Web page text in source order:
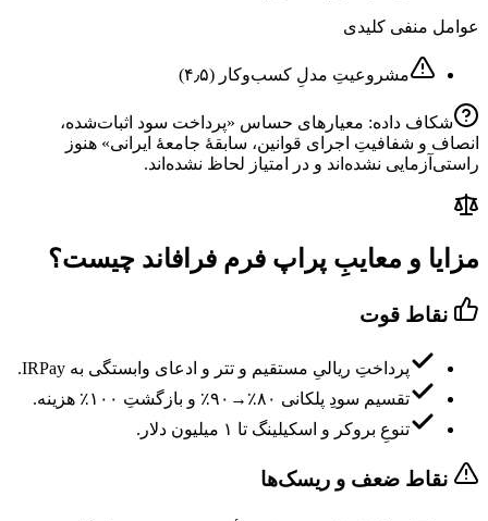
عوامل منفی کلیدی
مشروعیتِ مدلِ کسب‌وکار (۴٫۵)
شکاف داده: معیارهای حساس «پرداخت سود اثبات‌شده،
انصاف و شفافیتِ اجرای قوانین، سابقهٔ جامعهٔ ایرانی» هنوز
راستی‌آزمایی نشده‌اند و در امتیاز لحاظ نشده‌اند.
مزایا و معایبِ پراپ فرم فرافاند چیست؟
نقاط قوت
پرداختِ ریالیِ مستقیم و تتر و ادعای وابستگی به IRPay.
تقسیم سودِ پلکانی ۸۰٪→۹۰٪ و بازگشتِ ۱۰۰٪ هزینه.
تنوعِ بروکر و اسکیلینگ تا ۱ میلیون دلار.
نقاط ضعف و ریسک‌ها